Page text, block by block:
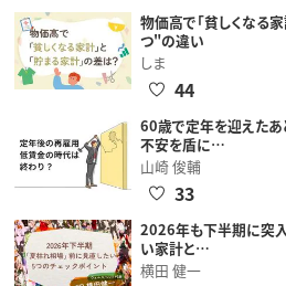
物価高で「貧しくなる
つ"の違い
しま
44
60歳で定年を迎えた
不安を盾に…
山崎 俊輔
33
2026年も下半期に突入
い家計と…
横田 健一